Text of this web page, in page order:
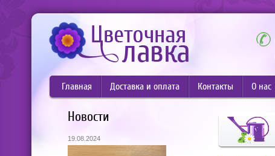
Главная Доставка и оплата Контакты О нас
Новости
19.08.2024